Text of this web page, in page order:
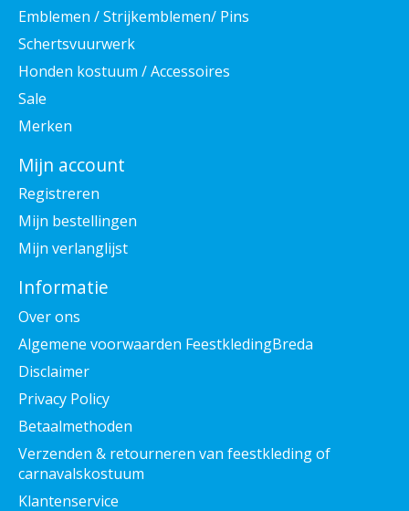
Emblemen / Strijkemblemen/ Pins
Schertsvuurwerk
Honden kostuum / Accessoires
Sale
Merken
Mijn account
Registreren
Mijn bestellingen
Mijn verlanglijst
Informatie
Over ons
Algemene voorwaarden FeestkledingBreda
Disclaimer
Privacy Policy
Betaalmethoden
Verzenden & retourneren van feestkleding of
carnavalskostuum
Klantenservice